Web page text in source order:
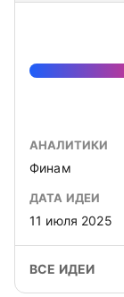
АНАЛИТИКИ
Финам
ДАТА ИДЕИ
11 июля 2025
ВСЕ ИДЕИ